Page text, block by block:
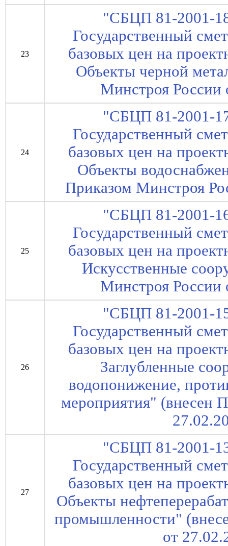
23
"СБЦП 81-2001-
Государственный
базовых цен на
Объекты черной
Минстроя России
24
"СБЦП 81-2001-
Государственный
базовых цен на
Объекты
Приказом Минстроя
25
"СБЦП 81-2001-
Государственный
базовых цен на
Искусственные
Минстроя России
26
"СБЦП 81-2001-
Государственный
базовых цен на
Заглубленные
водопонижение,
мероприятия" (внесен
27
"СБЦП 81-2001-
Государственный
базовых цен на
Объекты
промышленности"
от